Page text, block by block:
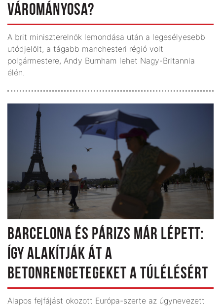
VÁROMÁNYOSA?
A brit miniszterelnök lemondása után a leg­esélyesebb
utódjelölt, a tágabb manchesteri régió volt
polgármestere, Andy Burnham lehet Nagy-Britannia
élén.
BARCELONA ÉS PÁRIZS MÁR LÉPETT:
ÍGY ALAKÍTJÁK ÁT A
BETONRENGETEGEKET A TÚLÉLÉSÉRT
Alapos fejfájást okozott Európa-szerte az úgynevezett